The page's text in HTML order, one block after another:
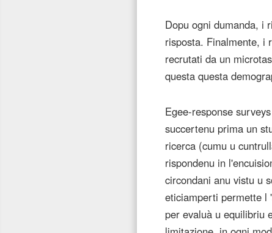
Dopu ogni dumanda, i
risposta. Finalmente, i
recrutati da un
questa questa
Egee-response
succertenu prima un
ricerca (cumu u
rispondenu in
circondani anu vistu u
eticiamperti permette l
per evaluà u equilibriu